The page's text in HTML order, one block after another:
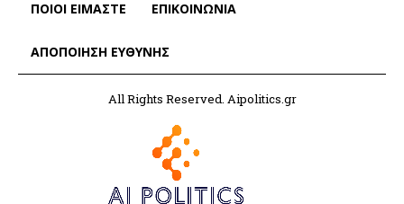
ΠΟΙΟΙ ΕΙΜΑΣΤΕ ΕΠΙΚΟΙΝΩΝΙΑ
ΑΠΟΠΟΊΗΣΗ ΕΥΘΎΝΗΣ
All Rights Reserved. Aipolitics.gr